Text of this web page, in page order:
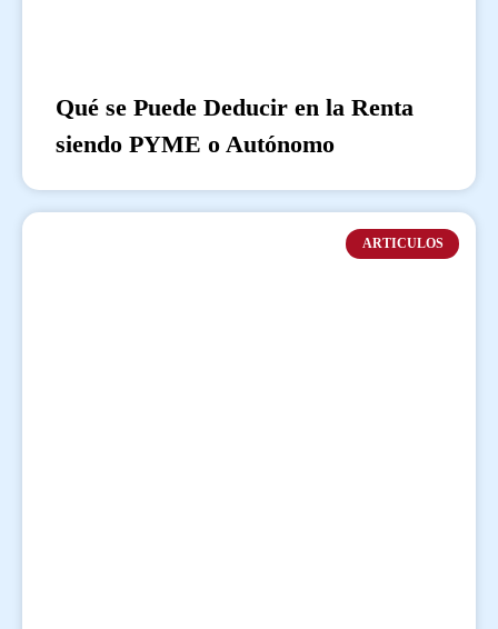
Qué se Puede Deducir en la Renta
siendo PYME o Autónomo
ARTICULOS